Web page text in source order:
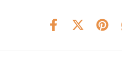
Share
Share
(Twitter)
Share